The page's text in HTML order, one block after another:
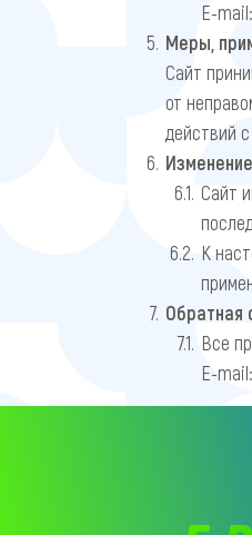
E-mail:
Меры,
Сайт
от
действий
Сайт
К
Обратная
Все
E-mail: